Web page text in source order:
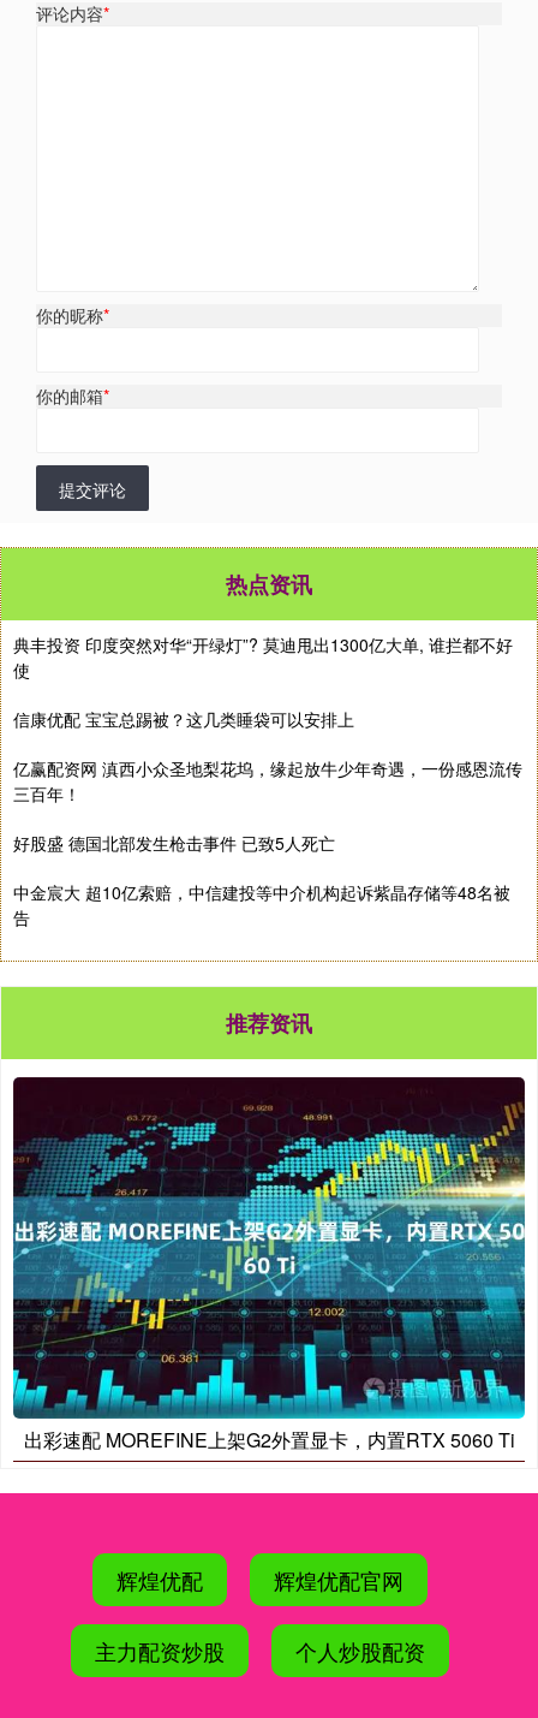
评论内容*
你的昵称*
你的邮箱*
提交评论
热点资讯
典丰投资 印度突然对华“开绿灯”? 莫迪甩出1300亿大单, 谁拦都不好
使
信康优配 宝宝总踢被？这几类睡袋可以安排上
亿赢配资网 滇西小众圣地梨花坞，缘起放牛少年奇遇，一份感恩流传
三百年！
好股盛 德国北部发生枪击事件 已致5人死亡
中金宸大 超10亿索赔，中信建投等中介机构起诉紫晶存储等48名被
告
推荐资讯
出彩速配 MOREFINE上架G2外置显卡，内置RTX 5060 Ti
辉煌优配 辉煌优配官网
主力配资炒股 个人炒股配资